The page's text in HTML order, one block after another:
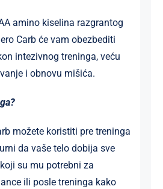
amino kiselina razgrantog
Carb će vam obezbediti
intezivnog treninga, veću
i obnovu mišića.
možete koristiti pre treninga
da vaše telo dobija sve
su mu potrebni za
ili posle treninga kako